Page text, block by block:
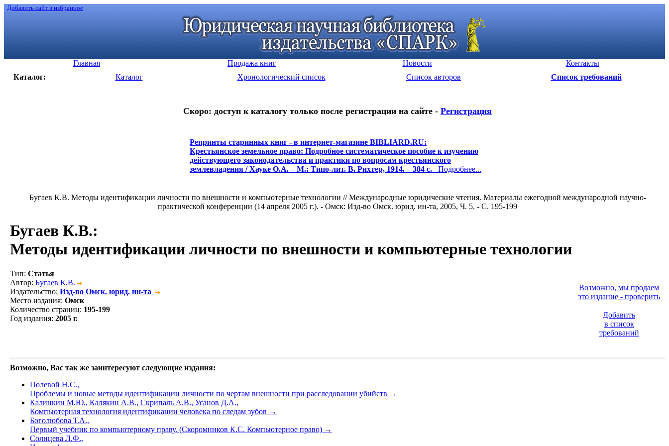
Добавить сайт в избранное
Главная Продажа книг Новости
Контакты
Каталог:
Каталог Хронологический список Список авторов Список требований
Скоро: доступ к каталогу только после регистрации на сайте - Регистрация
Репринты старинных книг - в интернет-магазине BIBLIARD.RU:
Крестьянское земельное право: Подробное систематическое пособие к изучению
действующего законодательства и практики по вопросам крестьянского
землевладения / Хауке О.А. – М.: Типо-лит. В. Рихтер, 1914. – 384 с. Подробнее...
Бугаев К.В. Методы идентификации личности по внешности и компьютерные технологии // Международные юридические чтения. Материалы ежегодной международной научно-
практической конференции (14 апреля 2005 г.). - Омск: Изд-во Омск. юрид. ин-та, 2005, Ч. 5. - С. 195-199
Бугаев К.В.:
Методы идентификации личности по внешности и компьютерные технологии
Тип: Статья
Автор: Бугаев К.В.
Издательство: Изд-во Омск. юрид. ин-та
Место издания: Омск
Количество страниц: 195-199
Год издания: 2005 г.
Возможно, мы продаем
это издание - проверить
Добавить
в список
требований
Возможно, Вас так же заинтересуют следующие издания:
Полевой Н.С.,
Проблемы и новые методы идентификации личности по чертам внешности при расследовании убийств →
Калинкин М.Ю., Калякин А.В., Скрипаль А.В., Усанов Д.А.,
Компьютерная технология идентификации человека по следам зубов →
Боголюбова Т.А.,
Первый учебник по компьютерному праву. (Скоромников К.С. Компьютерное право) →
Солнцева Л.Ф.,